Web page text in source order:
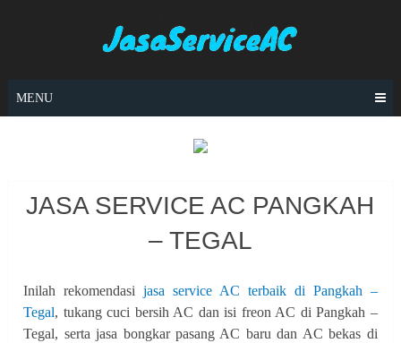
MENU
JASA SERVICE AC PANGKAH
– TEGAL
Inilah rekomendasijasa service AC terbaik di Pangkah –
Tegal, tukang cuci bersih AC dan isi freon AC di Pangkah –
Tegal, serta jasa bongkar pasang AC baru dan AC bekas di